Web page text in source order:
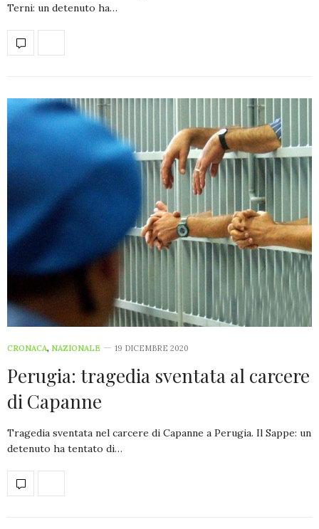
Terni: un detenuto ha…
CRONACA, NAZIONALE 19 DICEMBRE 2020
Perugia: tragedia sventata al carcere
di Capanne
Tragedia sventata nel carcere di Capanne a Perugia. Il Sappe: un
detenuto ha tentato di…